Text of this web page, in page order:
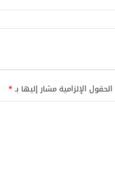
الحقول الإلزامية مشار إليها بـ*